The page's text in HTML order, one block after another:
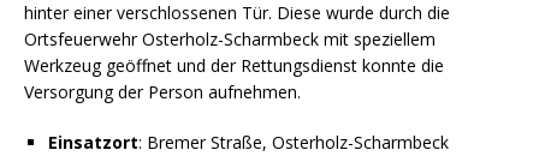
hinter einer verschlossenen Tür. Diese wurde durch die
Ortsfeuerwehr Osterholz-Scharmbeck mit speziellem
Werkzeug geöffnet und der Rettungsdienst konnte die
Versorgung der Person aufnehmen.
Einsatzort: Bremer Straße, Osterholz-Scharmbeck